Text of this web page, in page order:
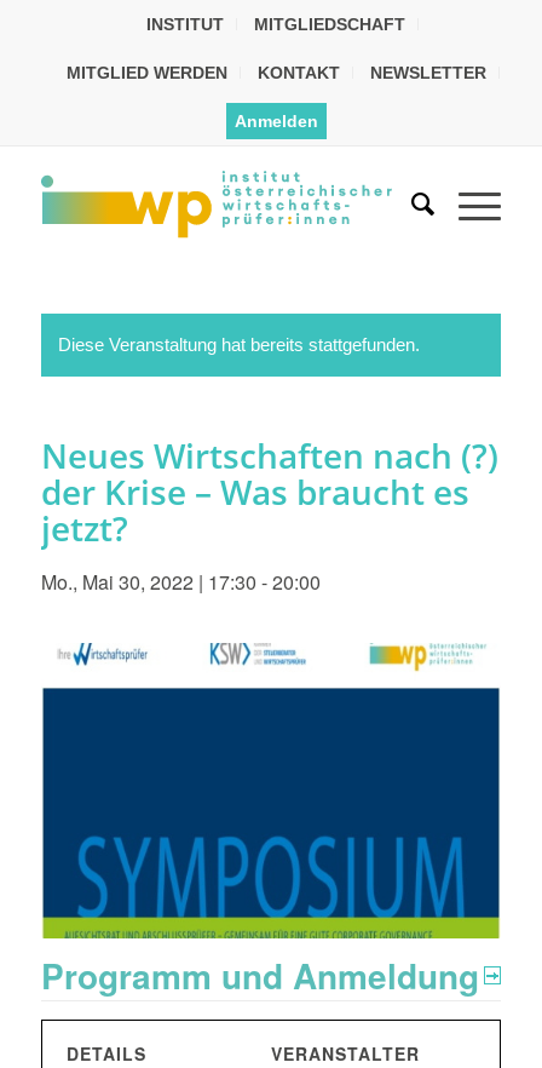
INSTITUT MITGLIEDSCHAFT
MITGLIED WERDEN KONTAKT NEWSLETTER
Anmelden
Diese Veranstaltung hat bereits stattgefunden.
Neues Wirtschaften nach (?)
der Krise – Was braucht es
jetzt?
Mo., Mai 30, 2022 | 17:30 -20:00
Programm und Anmeldung
DETAILS
VERANSTALTER